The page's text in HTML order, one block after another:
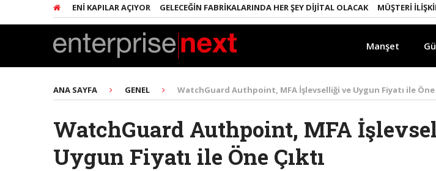
YENI KAPILAR AÇIYOR GELECEĞIN FABRIKALARINDA HER ŞEY DIJITAL OLACAK MÜŞTERI
Manşet
ANA SAYFA GENEL WatchGuard Authpoint, MFA İşlevselliği ve Uygun Fiyatı ile Öne
WatchGuard Authpoint, MFA
Uygun Fiyatı ile Öne Çıktı